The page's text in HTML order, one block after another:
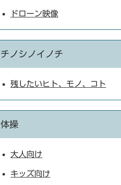
ドローン映像
チノシノイノチ
残したいヒト、モノ、コト
体操
大人向け
キッズ向け